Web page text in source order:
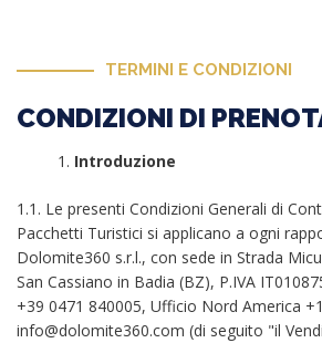
TERMINI E CONDIZIONI
CONDIZIONI DI
Introduzione
1.1. Le presenti Condizioni Generali di
Pacchetti Turistici si applicano a ogni
Dolomite360 s.r.l., con sede in Strada
San Cassiano in Badia (BZ), P.IVA
+39 0471 840005, Ufficio Nord America
info@dolomite360.com (di seguito "il